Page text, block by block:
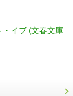
・イブ (文春文庫